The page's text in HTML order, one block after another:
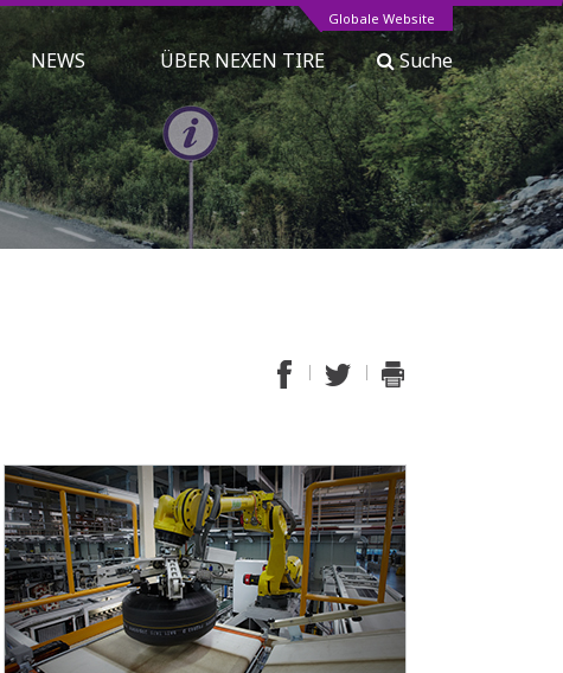
Globale Website
NEWS ÜBER NEXEN TIRE Suche